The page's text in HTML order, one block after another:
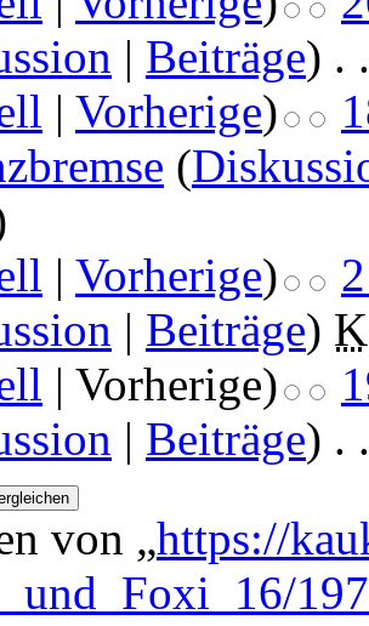
| Beiträge) . .
| Vorherige)
(
| Vorherige)
| Beiträge) K
| Vorherige)
| Beiträge) . .
von „https://